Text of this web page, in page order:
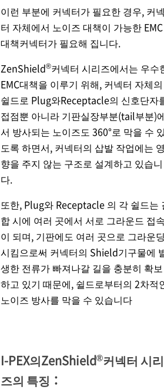
이런 부분에 커넥터가 필요한 경우, 커
터 자체에서 노이즈 대책이 가능한 EMC
대책커넥터가 필요해 집니다.
ZenShield®커넥터 시리즈에서는 우수
EMC대책을 이루기 위해, 커넥터 자체의
쉴드로 Plug와Receptacle의 신호단자
접점뿐 아니라 기판실장부분(tail부분)
서 방사되는 노이즈도 360°로 막을 수
도록 하면서, 커넥터의 삽발 작업에는
향을 주지 않는 구조로 설계하고 있습니
다.
또한, Plug와 Receptacle 의 각 쉴드는
합 시에 여러 곳에서 서로 그라운드 접
이 되며, 기판에도 여러 곳으로 그라운
시킴으로써 커넥터의 Shield기구물에
생한 전류가 빠져나갈 길을 충분히 확보
하고 있기 때문에, 쉴드로부터의 2차적
노이즈 방사를 막을 수 있습니다
I-PEX의ZenShield®커넥터 시리
즈의 특징：